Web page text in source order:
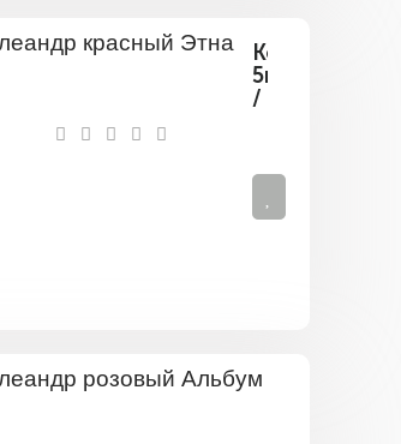
Комплект
5шт
/